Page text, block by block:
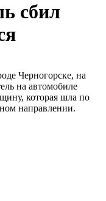
сбил
Черногорске, на
на автомобиле
которая шла по
направлении.